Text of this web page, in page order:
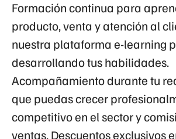
Formación continua para
producto, venta y atención al
nuestra plataforma e-learning
desarrollando tus habilidades.
Acompañamiento durante tu
que puedas crecer
competitivo en el sector y
ventas. Descuentos exclusivos